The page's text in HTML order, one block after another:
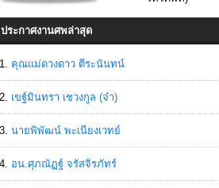
ประกาศงานศพล่าสุด
คุณแม่ดวงดาว ตีระนันทน์
เขฐ์มินทรา เชวงกูล (จ๋า)
นายพิพัฒน์ พะเนียงเวทย์
อน.ศุภณัฏฐ์ จรัสจิรภัทร์